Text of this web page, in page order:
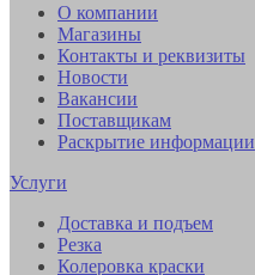
О компании
Магазины
Контакты и реквизиты
Новости
Вакансии
Поставщикам
Раскрытие информации
Услуги
Доставка и подъем
Резка
Колеровка краски